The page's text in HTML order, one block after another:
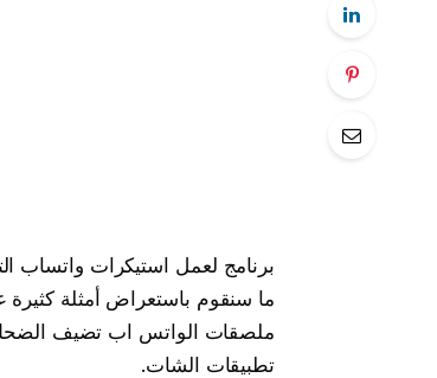
برنامج لعمل استيكرات واتساب
ما سنقوم باستعراض أمثلة
ملصقات الواتس اب تضيف الضحك
تطبيقات الشات.